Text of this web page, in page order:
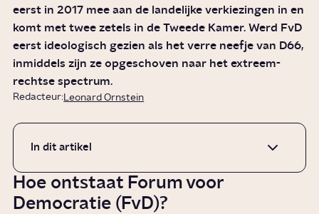
eerst in 2017 mee aan de landelijke verkiezingen in en
komt met twee zetels in de Tweede Kamer. Werd FvD
eerst ideologisch gezien als het verre neefje van D66,
inmiddels zijn ze opgeschoven naar het extreem-
rechtse spectrum.
Redacteur:Leonard Ornstein
In dit artikel
Hoe ontstaat Forum voor
Democratie (FvD)?